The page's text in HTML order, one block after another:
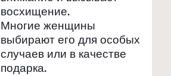
восхищение.
Многие женщины
выбирают его для особых
случаев или в качестве
подарка.